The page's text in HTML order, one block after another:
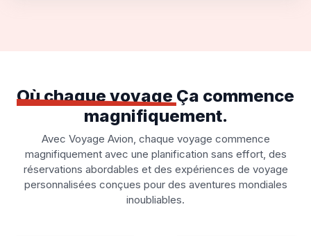
Où chaque voyage Ça commence
magnifiquement.
Avec Voyage Avion, chaque voyage commence
magnifiquement avec une planification sans effort, des
réservations abordables et des expériences de voyage
personnalisées conçues pour des aventures mondiales
inoubliables.